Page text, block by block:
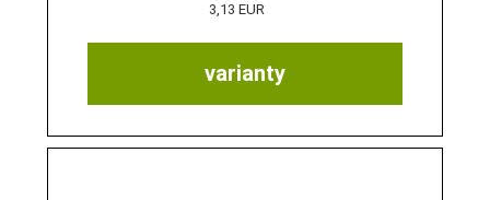
varianty
3,13 EUR